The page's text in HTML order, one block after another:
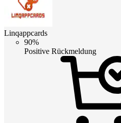
Linqappcards
90%
Positive Rückmeldung